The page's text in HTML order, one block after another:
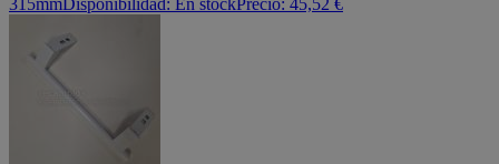
315mmDisponibilidad: En stockPrecio: 45,52 €